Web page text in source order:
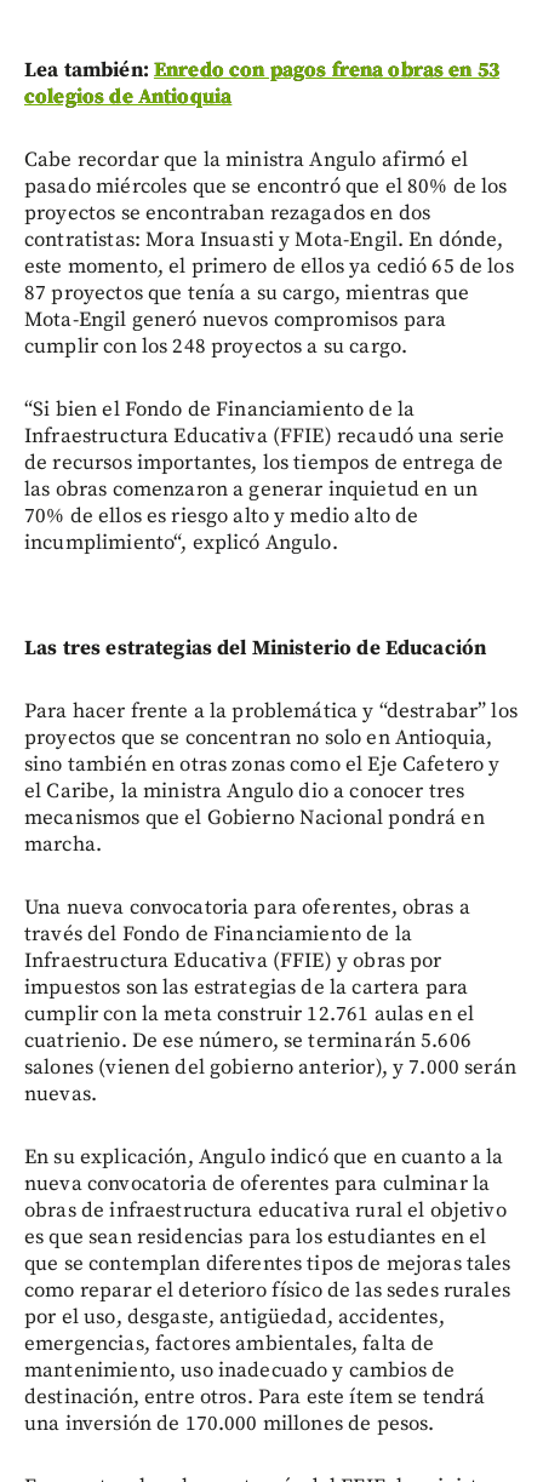
Lea también: Enredo con pagos frena obras en 53
colegios de Antioquia
Cabe recordar que la ministra Angulo afirmó el
pasado miércoles que se encontró que el 80% de los
proyectos se encontraban rezagados en dos
contratistas: Mora Insuasti y Mota-Engil. En dónde,
este momento, el primero de ellos ya cedió 65 de los
87 proyectos que tenía a su cargo, mientras que
Mota-Engil generó nuevos compromisos para
cumplir con los 248 proyectos a su cargo.
“Si bien el Fondo de Financiamiento de la
Infraestructura Educativa (FFIE) recaudó una serie
de recursos importantes, los tiempos de entrega de
las obras comenzaron a generar inquietud en un
70% de ellos es riesgo alto y medio alto de
incumplimiento“, explicó Angulo.
Las tres estrategias del Ministerio de Educación
Para hacer frente a la problemática y “destrabar” los
proyectos que se concentran no solo en Antioquia,
sino también en otras zonas como el Eje Cafetero y
el Caribe, la ministra Angulo dio a conocer tres
mecanismos que el Gobierno Nacional pondrá en
marcha.
Una nueva convocatoria para oferentes, obras a
través del Fondo de Financiamiento de la
Infraestructura Educativa (FFIE) y obras por
impuestos son las estrategias de la cartera para
cumplir con la meta construir 12.761 aulas en el
cuatrienio. De ese número, se terminarán 5.606
salones (vienen del gobierno anterior), y 7.000 serán
nuevas.
En su explicación, Angulo indicó que en cuanto a la
nueva convocatoria de oferentes para culminar la
obras de infraestructura educativa rural el objetivo
es que sean residencias para los estudiantes en el
que se contemplan diferentes tipos de mejoras tales
como reparar el deterioro físico de las sedes rurales
por el uso, desgaste, antigüedad, accidentes,
emergencias, factores ambientales, falta de
mantenimiento, uso inadecuado y cambios de
destinación, entre otros. Para este ítem se tendrá
una inversión de 170.000 millones de pesos.